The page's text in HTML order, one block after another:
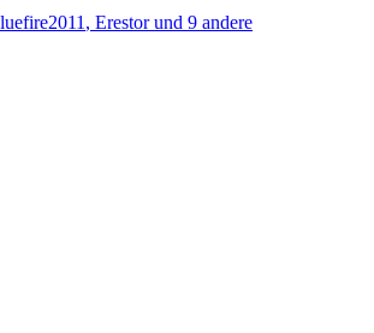
, Erestorund 9 andere